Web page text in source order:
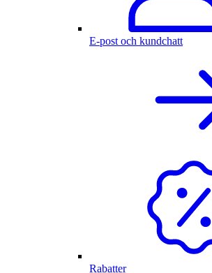
E-post och kundchatt
Rabatter